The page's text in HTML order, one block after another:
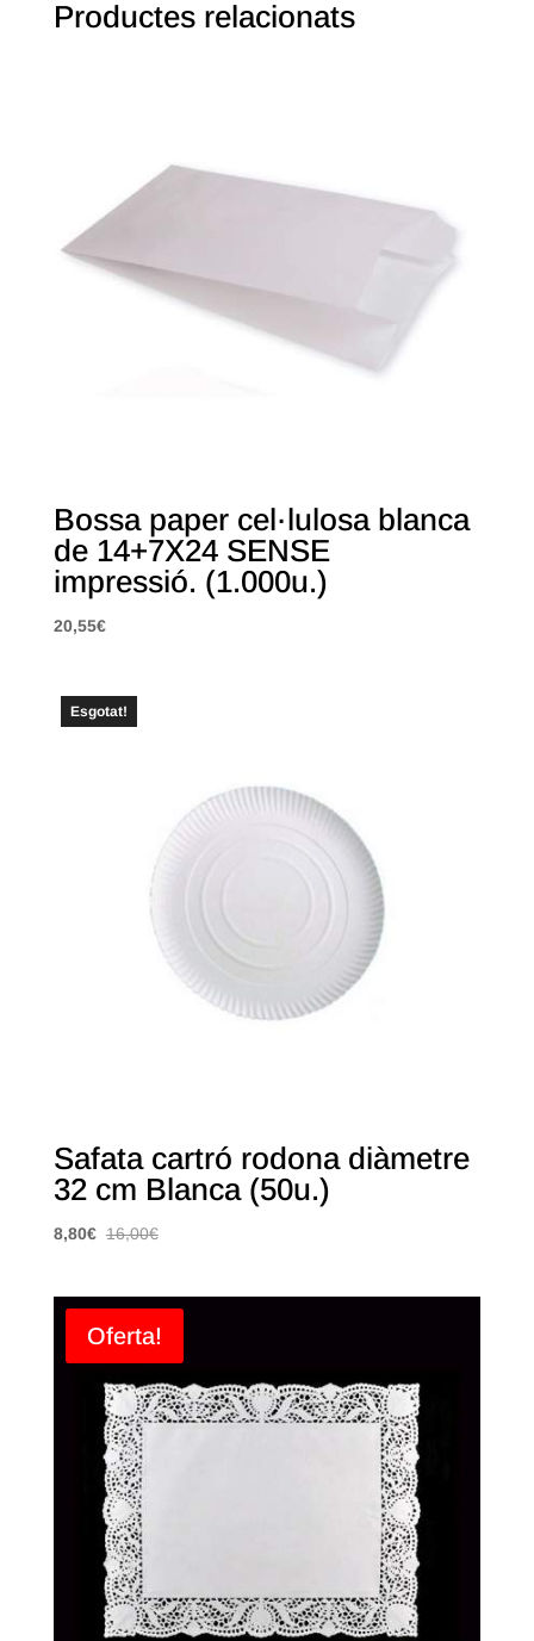
Productes relacionats
Bossa paper cel·lulosa blanca
de 14+7X24 SENSE
impressió. (1.000u.)
20,55€
Esgotat!
Safata cartró rodona diàmetre
32 cm Blanca (50u.)
8,80€ 16,00€
Oferta!